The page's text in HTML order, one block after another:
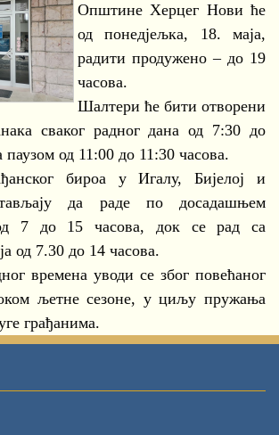
Општине Херцег Нови ће
од понедјељка, 18. маја,
радити продужено – до 19
часова.
Шалтери ће бити отворени
сваког радног дана од 7:30 до
паузом од 11:00 до 11:30 часова.
бироа у Игалу, Бијелој и
да раде по досадашњем
7 до 15 часова, док се рад са
од 7.30 до 14 часова.
времена уводи се због повећаног
љетне сезоне, у циљу пружања
грађанима.